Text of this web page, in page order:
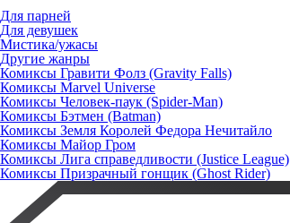
Для парней
Для девушек
Мистика/ужасы
Другие жанры
Комиксы Гравити Фолз (Gravity Falls)
Комиксы Marvel Universe
Комиксы Человек-паук (Spider-Man)
Комиксы Бэтмен (Batman)
Комиксы Земля Королей Федора Нечитайло
Комиксы Майор Гром
Комиксы Лига справедливости (Justice League)
Комиксы Призрачный гонщик (Ghost Rider)